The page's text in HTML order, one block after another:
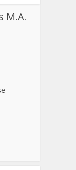
M.A.